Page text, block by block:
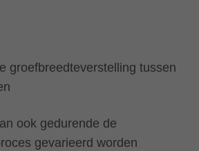
groefbreedteverstelling tussen
ook gedurende de
gevarieerd worden